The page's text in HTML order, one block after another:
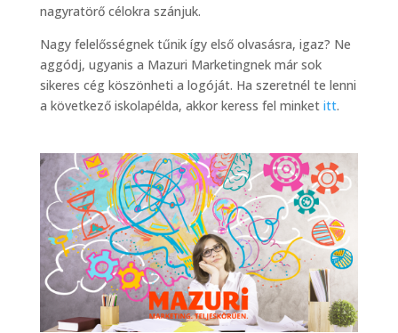
nagyratörő célokra szánjuk.
Nagy felelősségnek tűnik így első olvasásra, igaz? Ne
aggódj, ugyanis a Mazuri Marketingnek már sok
sikeres cég köszönheti a logóját. Ha szeretnél te lenni
a következő iskolapélda, akkor keress fel minket itt.